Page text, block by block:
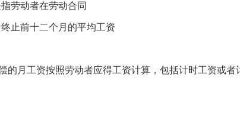
劳动者在劳动合同
止前十二个月的平均工资
月工资按照劳动者应得工资计算，包括计时工资或者